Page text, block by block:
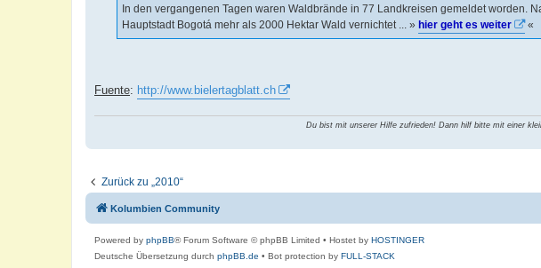
In den vergangenen Tagen waren Waldbrände in 77 Landkreisen gemeldet worden.
Hauptstadt Bogotá mehr als 2000 Hektar Wald vernichtet ... » hier geht es weiter «
Fuente: http://www.bielertagblatt.ch
Du bist mit unserer Hilfe zufrieden! Dann hilf bitte mit einer
Zurück zu „2010“
Kolumbien Community
Powered by phpBB® Forum Software © phpBB Limited • Hostet by HOSTINGER
Deutsche Übersetzung durch phpBB.de • Bot protection by FULL-STACK